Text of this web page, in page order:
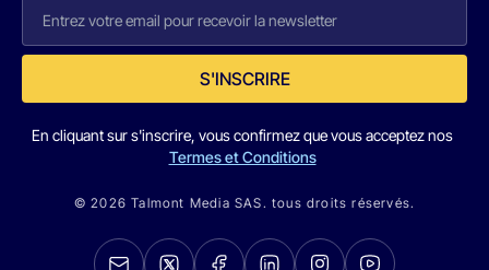
S'INSCRIRE
En cliquant sur s'inscrire, vous confirmez que vous acceptez nos
Termes et Conditions
© 2026 Talmont Media SAS. tous droits réservés.